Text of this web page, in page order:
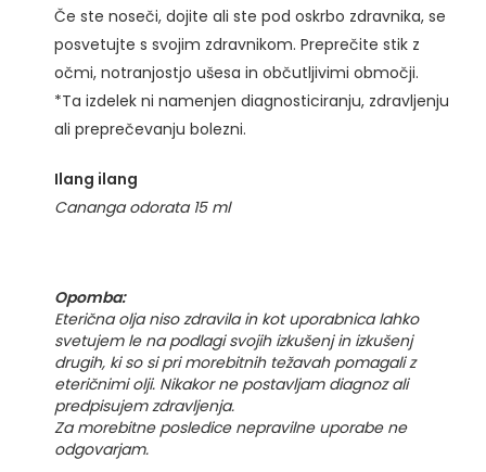
Če ste noseči, dojite ali ste pod oskrbo zdravnika, se
posvetujte s svojim zdravnikom. Preprečite stik z
očmi, notranjostjo ušesa in občutljivimi območji.
*Ta izdelek ni namenjen diagnosticiranju, zdravljenju
ali preprečevanju bolezni.
Ilang ilang
Cananga odorata 15 ml
Opomba:
Eterična olja niso zdravila in kot uporabnica lahko
svetujem le na podlagi svojih izkušenj in izkušenj
drugih, ki so si pri morebitnih težavah pomagali z
eteričnimi olji. Nikakor ne postavljam diagnoz ali
predpisujem zdravljenja.
Za morebitne posledice nepravilne uporabe ne
odgovarjam.